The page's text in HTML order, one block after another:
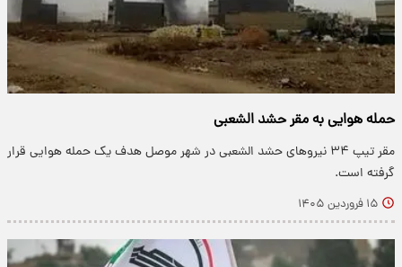
حمله هوایی به مقر حشد الشعبی
مقر تیپ ۳۴ نیروهای حشد الشعبی در شهر موصل هدف یک حمله هوایی قرار
گرفته است.
۱۵ فروردین ۱۴۰۵